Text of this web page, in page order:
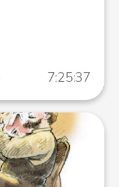
7:25:37